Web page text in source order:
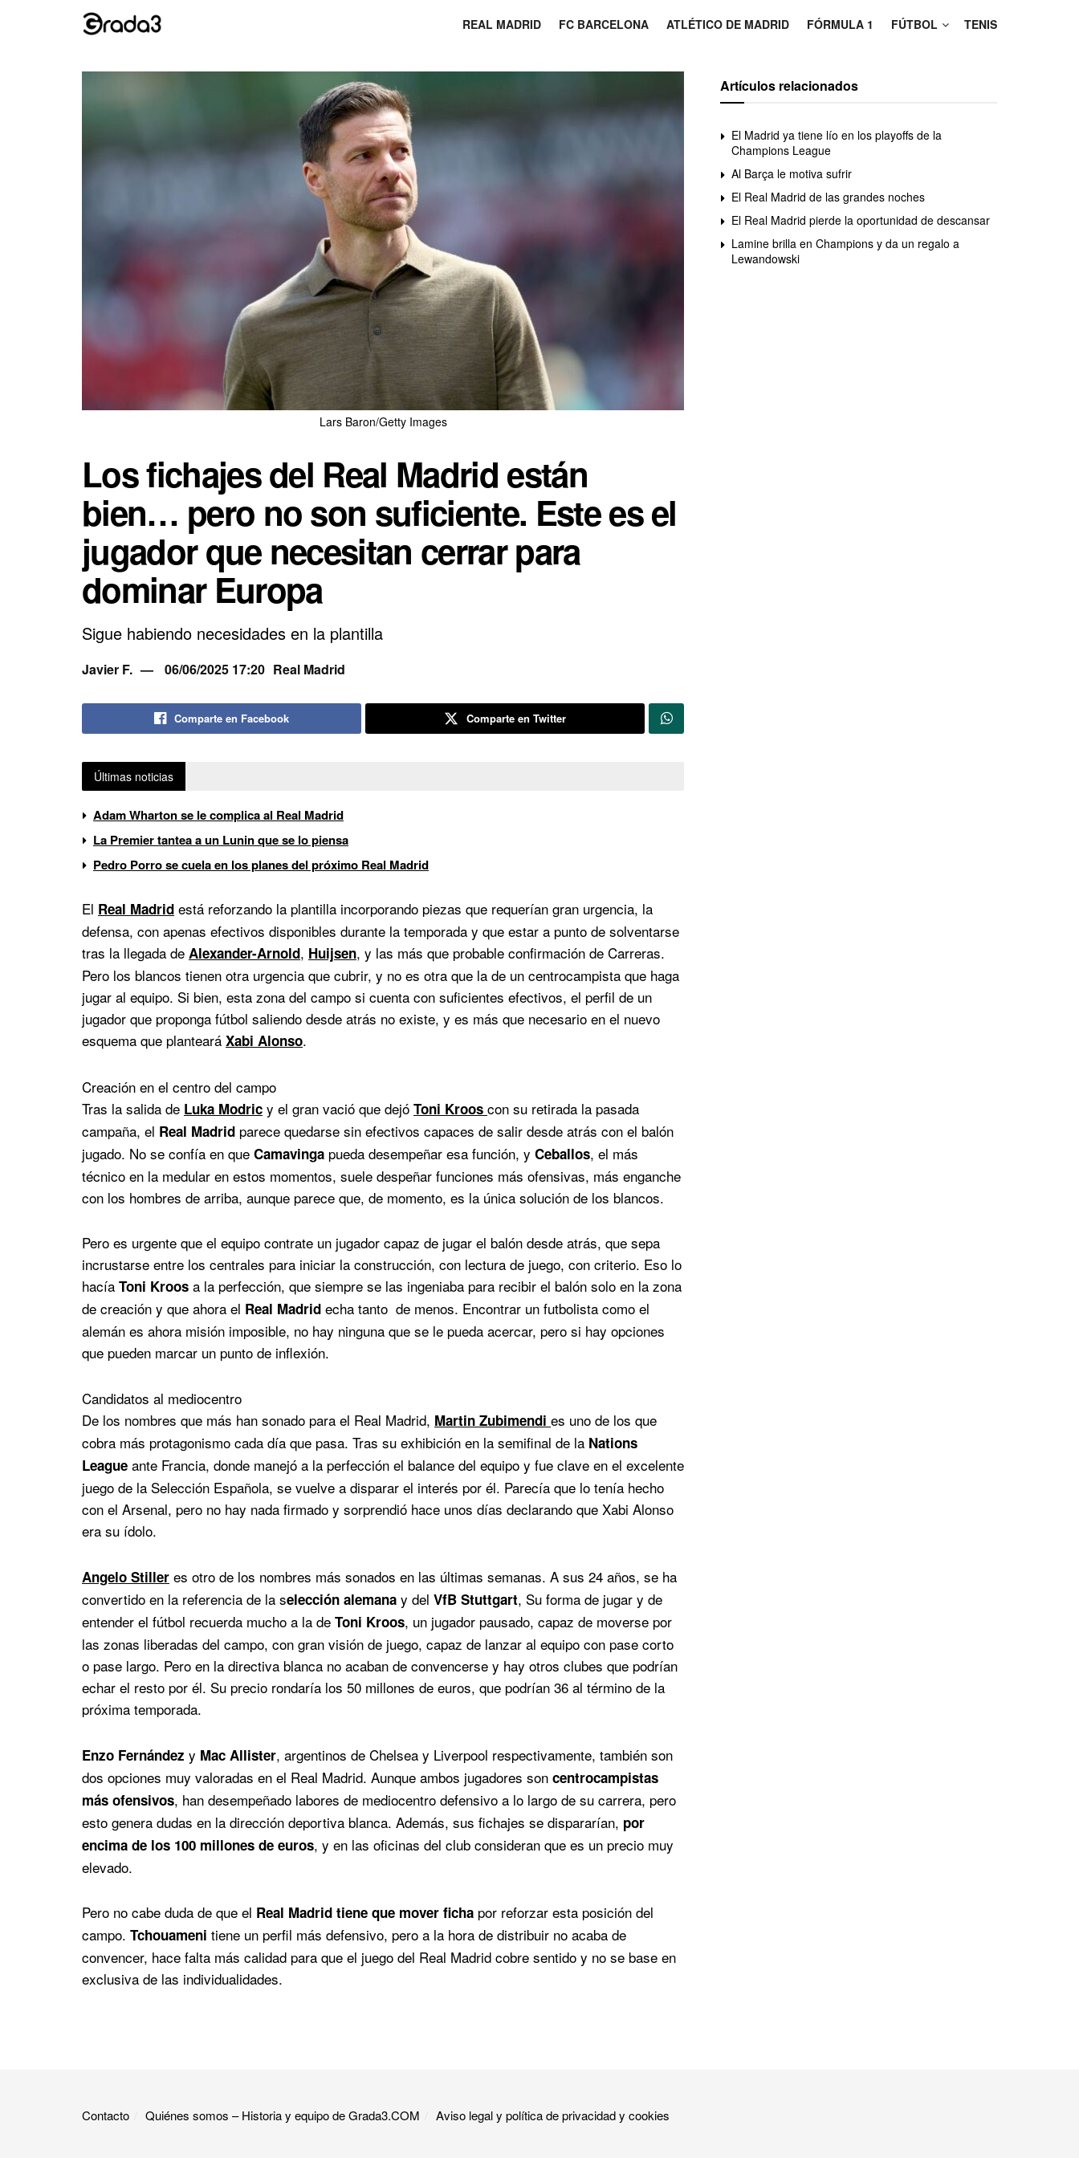
REAL MADRID FC BARCELONA ATLÉTICO DE MADRID FÓRMULA 1 FÚTBOL TENIS
Lars Baron/Getty Images
Los fichajes del Real Madrid están
bien… pero no son suficiente. Este es el
jugador que necesitan cerrar para
dominar Europa
Sigue habiendo necesidades en la plantilla
Javier F. 06/06/2025 17:20 Real Madrid
Comparte en Facebook Comparte en Twitter
Últimas noticias
Adam Wharton se le complica al Real Madrid
La Premier tantea a un Lunin que se lo piensa
Pedro Porro se cuela en los planes del próximo Real Madrid
El Real Madrid está reforzando la plantilla incorporando piezas que requerían gran urgencia, la
defensa, con apenas efectivos disponibles durante la temporada y que estar a punto de solventarse
tras la llegada de Alexander-Arnold, Huijsen, y las más que probable confirmación de Carreras.
Pero los blancos tienen otra urgencia que cubrir, y no es otra que la de un centrocampista que haga
jugar al equipo. Si bien, esta zona del campo si cuenta con suficientes efectivos, el perfil de un
jugador que proponga fútbol saliendo desde atrás no existe, y es más que necesario en el nuevo
esquema que planteará Xabi Alonso.
Creación en el centro del campo
Tras la salida de Luka Modric y el gran vació que dejó Toni Kroos con su retirada la pasada
campaña, el Real Madrid parece quedarse sin efectivos capaces de salir desde atrás con el balón
jugado. No se confía en que Camavinga pueda desempeñar esa función, y Ceballos, el más
técnico en la medular en estos momentos, suele despeñar funciones más ofensivas, más enganche
con los hombres de arriba, aunque parece que, de momento, es la única solución de los blancos.
Pero es urgente que el equipo contrate un jugador capaz de jugar el balón desde atrás, que sepa
incrustarse entre los centrales para iniciar la construcción, con lectura de juego, con criterio. Eso lo
hacía Toni Kroos a la perfección, que siempre se las ingeniaba para recibir el balón solo en la zona
de creación y que ahora el Real Madrid echa tanto de menos. Encontrar un futbolista como el
alemán es ahora misión imposible, no hay ninguna que se le pueda acercar, pero si hay opciones
que pueden marcar un punto de inflexión.
Candidatos al mediocentro
De los nombres que más han sonado para el Real Madrid, Martin Zubimendi es uno de los que
cobra más protagonismo cada día que pasa. Tras su exhibición en la semifinal de la Nations
League ante Francia, donde manejó a la perfección el balance del equipo y fue clave en el excelente
juego de la Selección Española, se vuelve a disparar el interés por él. Parecía que lo tenía hecho
con el Arsenal, pero no hay nada firmado y sorprendió hace unos días declarando que Xabi Alonso
era su ídolo.
Angelo Stiller es otro de los nombres más sonados en las últimas semanas. A sus 24 años, se ha
convertido en la referencia de la selección alemana y del VfB Stuttgart, Su forma de jugar y de
entender el fútbol recuerda mucho a la de Toni Kroos, un jugador pausado, capaz de moverse por
las zonas liberadas del campo, con gran visión de juego, capaz de lanzar al equipo con pase corto
o pase largo. Pero en la directiva blanca no acaban de convencerse y hay otros clubes que podrían
echar el resto por él. Su precio rondaría los 50 millones de euros, que podrían 36 al término de la
próxima temporada.
Enzo Fernández y Mac Allister, argentinos de Chelsea y Liverpool respectivamente, también son
dos opciones muy valoradas en el Real Madrid. Aunque ambos jugadores son centrocampistas
más ofensivos, han desempeñado labores de mediocentro defensivo a lo largo de su carrera, pero
esto genera dudas en la dirección deportiva blanca. Además, sus fichajes se dispararían, por
encima de los 100 millones de euros, y en las oficinas del club consideran que es un precio muy
elevado.
Pero no cabe duda de que el Real Madrid tiene que mover ficha por reforzar esta posición del
campo. Tchouameni tiene un perfil más defensivo, pero a la hora de distribuir no acaba de
convencer, hace falta más calidad para que el juego del Real Madrid cobre sentido y no se base en
exclusiva de las individualidades.
Artículos relacionados
El Madrid ya tiene lío en los playoffs de la
Champions League
Al Barça le motiva sufrir
El Real Madrid de las grandes noches
El Real Madrid pierde la oportunidad de descansar
Lamine brilla en Champions y da un regalo a
Lewandowski
Contacto Quiénes somos – Historia y equipo de Grada3.COM Aviso legal y política de privacidad y cookies​